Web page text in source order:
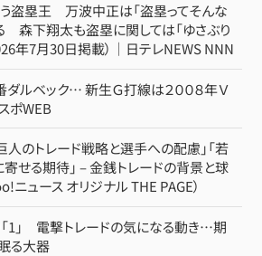
盗塁王 万波中正は「盗塁ってそんな
森下翔太も盗塁に関しては「ゆさぶり
年7月30日掲載）｜日テレNEWS NNN
ダルベック… 新生Ｇ打線は２００８年Ｖ
ポWEB
人のトレード戦略と選手への配慮」「若
せる期待」 – 金銭トレードの背景と球
ニュース オリジナル THE PAGE）
1」 電撃トレードの気になる動き…期
る大器